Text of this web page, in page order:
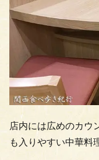
店内には広めのカウ
も入りやすい中華料